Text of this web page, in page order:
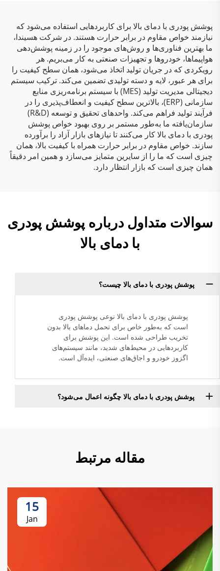
پوشش پودری با دمای بالا برای کاربردهایی استفاده می‌شود که
نیازمند خواص مقاوم در برابر حرارت هستند. در شرکت هسیندا،
ما بهترین فناوری‌ها و روش‌های موجود را در زمینه پوشش‌دهی
هواپیماها، خودروها و تجهیزات صنعتی به کار می‌بریم. هر
رویکردی که در جریان تولید اتخاذ می‌شود، همان سطح کیفیت را
برای هر عبور، لایه و دسته تولیدی تضمین می‌کند. ترکیب سیستم
دیجیتالی مدیریت تولید (MES) با سیستم برنامه‌ریزی منابع
سازمانی (ERP)، بالاترین سطح کیفیت و انعطاف‌پذیری را در
فرآیند تولید فراهم می‌کند. واحد‌های تحقیق و توسعه (R&D)
سازمان‌یافته ما به‌طور مستمر بر روی بهبود خواص پوشش
پودری با دمای بالا کار می‌کنند تا نیازهای بازار آزاد را برآورده
سازند. خواص مقاوم در برابر حرارت همراه با کیفیت بالا، همان
چیزی است که ما را از سایرین متمایز می‌سازد و همین امر دقیقاً
همان چیزی است که بازار انتظار دارد.
سوالات متداول درباره پوشش پودری
با دمای بالا
پوشش پودری با دمای بالا چیست؟
پوشش پودری با دمای بالا نوعی پوشش پودری
است که به‌طور خاص برای تحمل دماهای بالا بدون
تخریب طراحی شده است. این پوشش برای
کاربردهایی در محیط‌های شدید، مانند سیستم‌های
اگزوز خودرو و اجاق‌های صنعتی، ایده‌آل است.
پوشش پودری با دمای بالا چگونه اعمال می‌شود؟
مقاله مرتبط
15
Jan